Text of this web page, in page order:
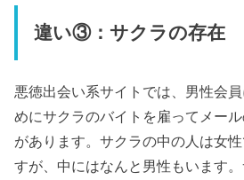
違い③：サクラの存在
悪徳出会い系サイトでは、男性会
めにサクラのバイトを雇ってメー
があります。サクラの中の人は女
すが、中にはなんと男性もいます